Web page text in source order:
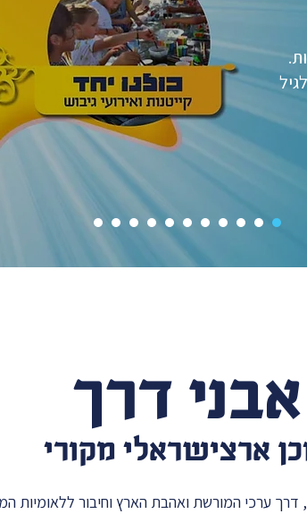
אבני דרך
ארצישראלי מקורי
דרך ערכי המורשת ואהבת הארץ וחיבור